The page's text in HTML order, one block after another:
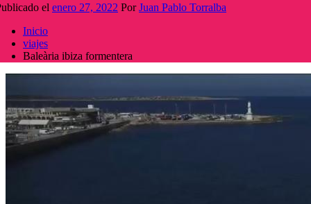
el enero 27, 2022 PorJuan Pablo Torralba
Inicio
viajes
Baleària ibiza formentera